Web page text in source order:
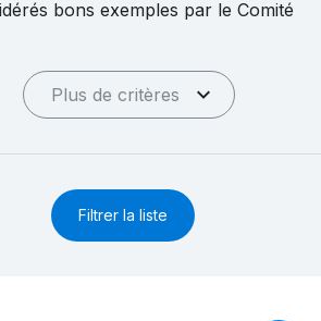
bons exemples par le Comité
Plus de critères
Filtrer la liste